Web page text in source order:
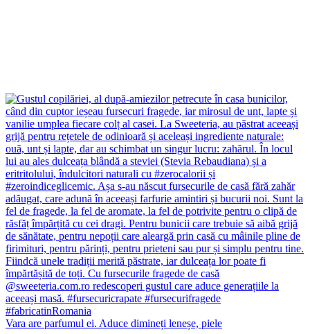
Vara are parfumul ei. Aduce dimineți leneșe, piele